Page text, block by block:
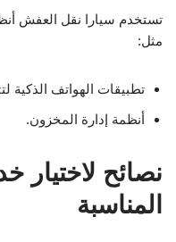
تستخدم سيارا نقل العفش
مثل:
تطبيقات الهواتف الذكية
أنظمة إدارة المخزون.
نصائح لاختيار
المناسبة